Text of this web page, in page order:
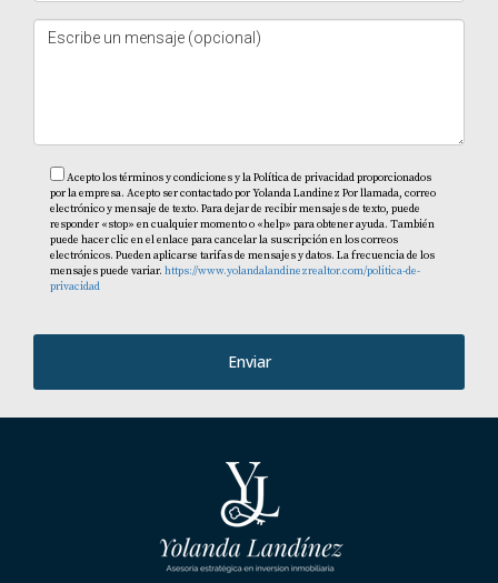
Acepto los términos y condiciones y la Política de privacidad proporcionados
por la empresa. Acepto ser contactado por Yolanda Landinez Por llamada, correo
electrónico y mensaje de texto. Para dejar de recibir mensajes de texto, puede
responder «stop» en cualquier momento o «help» para obtener ayuda. También
puede hacer clic en el enlace para cancelar la suscripción en los correos
electrónicos. Pueden aplicarse tarifas de mensajes y datos. La frecuencia de los
mensajes puede variar. https://www.yolandalandinezrealtor.com/politica-de-
privacidad
Enviar